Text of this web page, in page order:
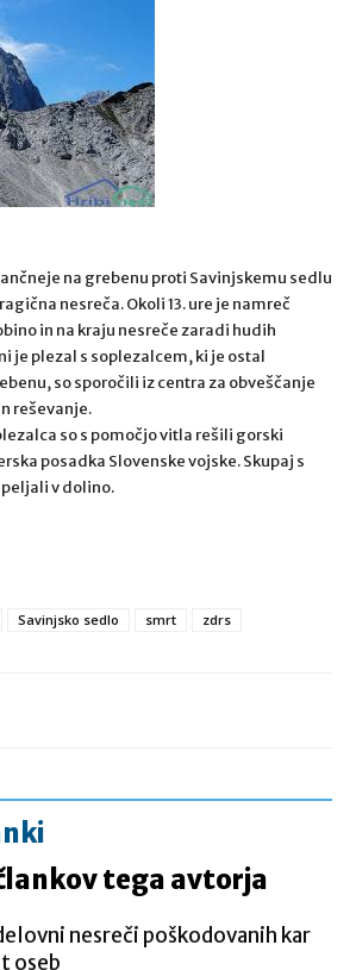
na grebenu proti Savinjskemu sedlu
nesreča. Okoli 13. ure je namreč
in na kraju nesreče zaradi hudih
je plezal s soplezalcem, ki je ostal
so sporočili iz centra za obveščanje
reševanje.
so s pomočjo vitla rešili gorski
posadka Slovenske vojske. Skupaj s
v dolino.
Savinjsko sedlo smrt zdrs
tega avtorja
nesreči poškodovanih kar
oseb